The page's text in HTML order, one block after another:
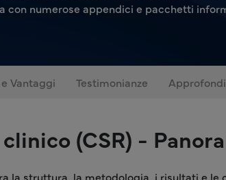
con numerose appendici e pacchetti
Vantaggi Testimonianze
(CSR) -
la struttura, la metodologia, i risultati e le